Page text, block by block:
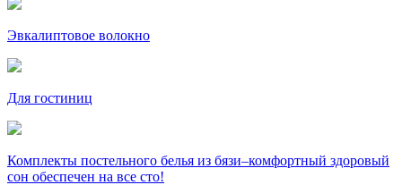
Эвкалиптовое волокно
Для гостиниц
Комплекты постельного белья из бязи–комфортный здоровый
сон обеспечен на все сто!